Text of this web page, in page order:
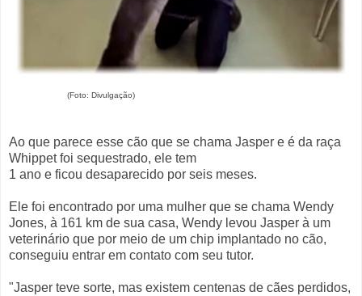
(Foto: Divulgação)
Ao que parece esse cão que se chama Jasper e é da raça
Whippet foi sequestrado, ele tem
1 ano e ficou desaparecido por seis meses.
Ele foi encontrado por uma mulher que se chama Wendy
Jones, à 161 km de sua casa, Wendy levou Jasper à um
veterinário que por meio de um chip implantado no cão,
conseguiu entrar em contato com seu tutor.
"Jasper teve sorte, mas existem centenas de cães perdidos,